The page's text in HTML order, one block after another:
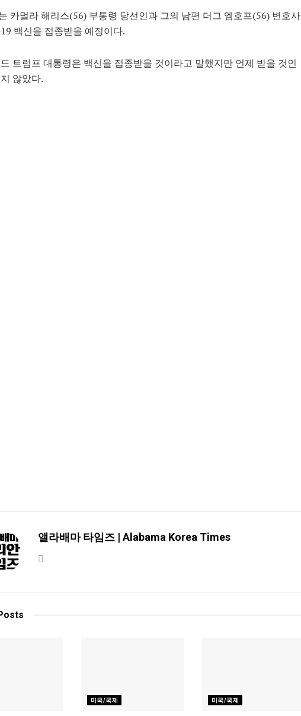
카멀라 해리스(56) 부통령 당선인과 그의 남편 더그 엠호프(56) 변호사
백신을 접종받을 예정이다.
트럼프 대통령은 백신을 접종받을 것이라고 말했지만 언제 받을 것인
않았다.
앨라배마 타임즈 | Alabama Korea Times
미국/국제 미국/국제